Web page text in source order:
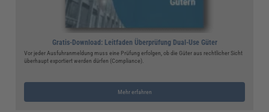
Gratis-Download: Leitfaden Überprüfung Dual-Use Güter
Vor jeder Ausfuhranmeldung muss eine Prüfung erfolgen, ob die Güter aus rechtlicher Sicht
überhaupt exportiert werden dürfen (Compliance).
Mehr erfahren